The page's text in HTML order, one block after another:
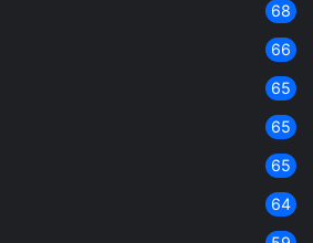
68
66
65
65
65
64